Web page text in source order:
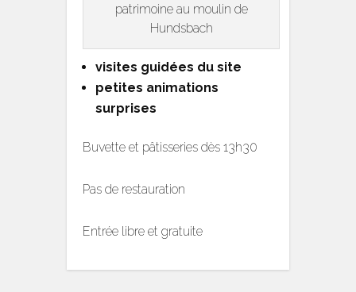
patrimoine au moulin de
Hundsbach
visites guidées du site
petites animations
surprises
Buvette et pâtisseries dès 13h30
Pas de restauration
Entrée libre et gratuite